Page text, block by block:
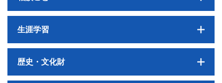
生涯学習
歴史・文化財